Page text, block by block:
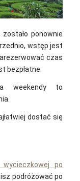
ponownie
wstęp jest
czas
bezpłatne.
weekendy to
dostać się
po
podróżować po